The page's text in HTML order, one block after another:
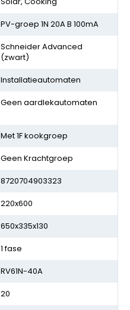
PV-groep 1N 20A B 100mA
Schneider Advanced
(zwart)
Installatieautomaten
Geen aardlekautomaten
Met 1F kookgroep
Geen Krachtgroep
8720704903323
220x600
650x335x130
1 fase
RV61N-40A
20